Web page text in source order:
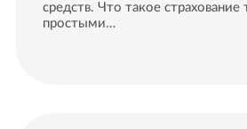
средств. Что такое страхование
простыми…